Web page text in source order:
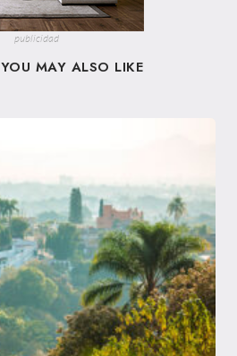
publicidad
YOU MAY ALSO LIKE